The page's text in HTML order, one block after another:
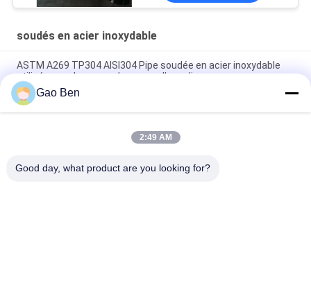
soudés en acier inoxydable
ASTM A269 TP304 AISI304 Pipe soudée en acier inoxydable
utilisée pour la rampe de rampe d'escalier
Pipe en acier inoxydable soudé ASTM A269 TP304
Ф50*2mm*6m (matériau: SS304)
ASTM A554 304 Stainless Steel Welded Pipe for Decorative
Gao Ben
2:49 AM
Good day, what product are you looking for?